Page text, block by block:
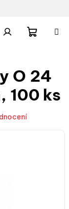
košík
O 24
100 ks